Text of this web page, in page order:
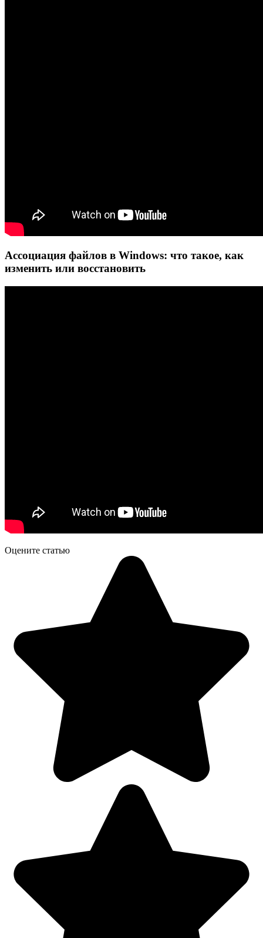
Ассоциация файлов в Windows: что такое, как
изменить или восстановить
Оцените статью